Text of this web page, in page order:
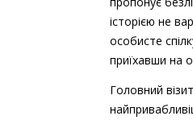
історією не
особисте
приїхавши на
Головний